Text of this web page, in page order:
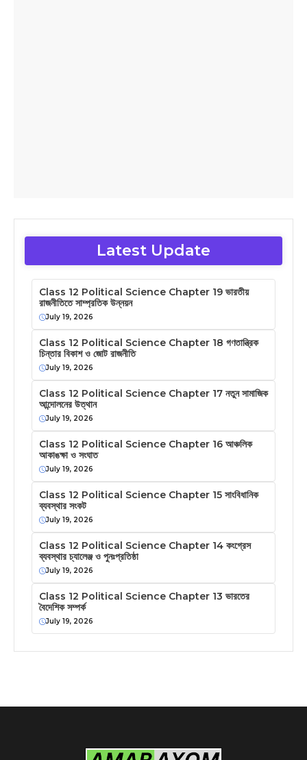
Latest Update
Class 12 Political Science Chapter 19 ভারতীয়
রাজনীতিতে সাম্প্রতিক উন্নয়ন
July 19, 2026
Class 12 Political Science Chapter 18 গণতান্ত্রিক
চিন্তার বিকাশ ও জোট রাজনীতি
July 19, 2026
Class 12 Political Science Chapter 17 নতুন সামাজিক
আন্দোলনের উত্থান
July 19, 2026
Class 12 Political Science Chapter 16 আঞ্চলিক
আকাঙক্ষা ও সংঘাত
July 19, 2026
Class 12 Political Science Chapter 15 সাংবিধানিক
ব্যবস্থার সংকট
July 19, 2026
Class 12 Political Science Chapter 14 কংগ্রেস
ব্যবস্থার চ্যালেঞ্জ ও পুনঃপ্রতিষ্ঠা
July 19, 2026
Class 12 Political Science Chapter 13 ভারতের
বৈদেশিক সম্পর্ক
July 19, 2026